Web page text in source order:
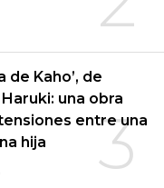
3
de Kaho’, de
una obra
entre una
hija